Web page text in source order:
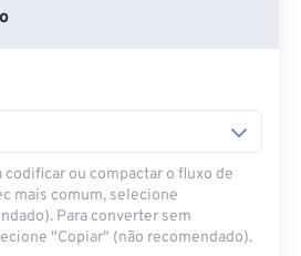
codificar ou compactar o fluxo de
mais comum, selecione
Para converter sem
"Copiar" (não recomendado).